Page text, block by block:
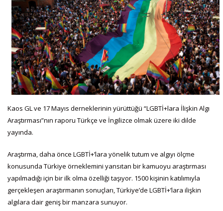
Kaos GL ve 17 Mayıs derneklerinin yürüttüğü “LGBTİ+lara İlişkin Algı
Araştırması”nın raporu Türkçe ve İngilizce olmak üzere iki dilde
yayında.
Araştırma, daha önce LGBTİ+’lara yönelik tutum ve algıyı ölçme
konusunda Türkiye örneklemini yansıtan bir kamuoyu araştırması
yapılmadığı için bir ilk olma özelliği taşıyor. 1500 kişinin katılımıyla
gerçekleşen araştırmanın sonuçları, Türkiye’de LGBTİ+’lara ilişkin
algılara dair geniş bir manzara sunuyor.